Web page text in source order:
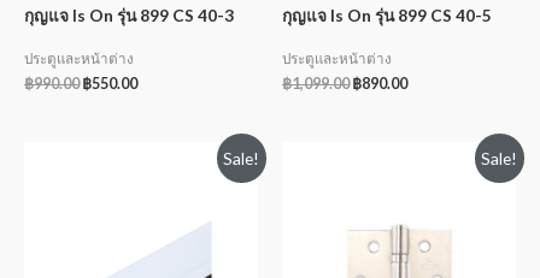
กุญแจ Is On รุ่น 899 CS 40-3
ประตูและหน้าต่าง
฿990.00 ฿550.00
กุญแจ Is On รุ่น 899 CS 40-5
ประตูและหน้าต่าง
฿1,099.00 ฿890.00
Sale! Sale!